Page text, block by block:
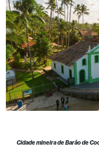
Cidade mineira de Barão de